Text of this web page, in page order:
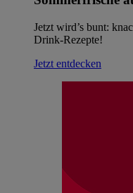
Jetzt wird’s bunt:
Drink-Rezepte!
Jetzt entdecken